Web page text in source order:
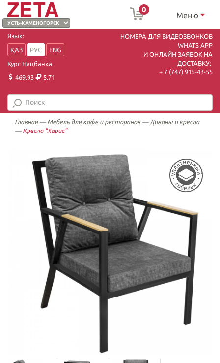
0
Меню
Язык:
ҚАЗ
РУС
ENG
Курс Нацбанка
469.93
5.71
НОМЕРА ДЛЯ ВИДЕОЗВОНКОВ
WHATS APP
И ОНЛАЙН ЗАЯВОК НА
ДОСТАВКУ:
+ 7 (747) 915-43-55
Главная— Мебель для кафе и ресторанов — Диваны и кресла
— Кресло "Харис"